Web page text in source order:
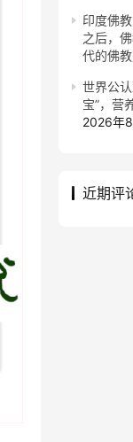
印度佛
之后，
代的佛
世界公
宝”，营
2026年
近期评